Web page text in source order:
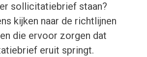
sollicitatiebrief staan?
kijken naar de richtlijnen
die ervoor zorgen dat
eruit springt.